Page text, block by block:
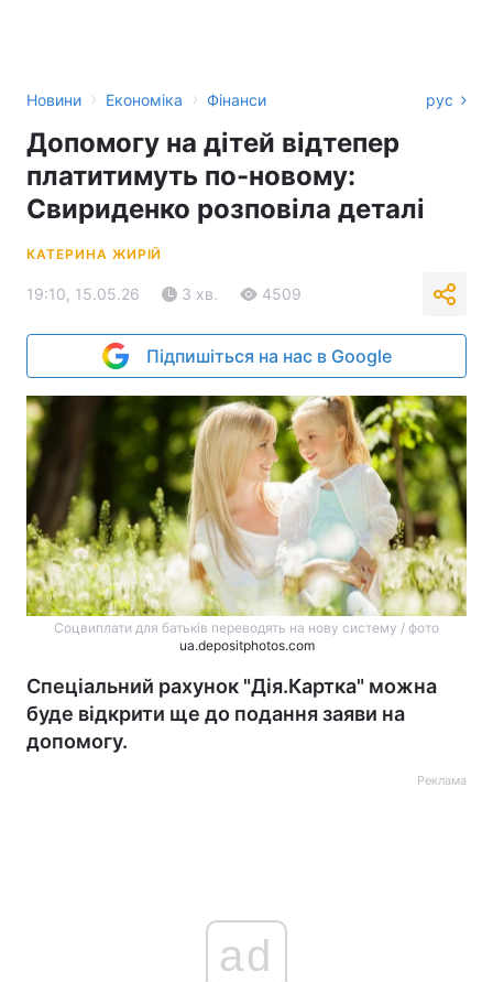
Новини › Економіка › Фінанси рус
Допомогу на дітей відтепер
платитимуть по-новому:
Свириденко розповіла деталі
КАТЕРИНА ЖИРІЙ
19:10, 15.05.26 3 хв. 4509
Підпишіться на нас в Google
Соцвиплати для батьків переводять на нову систему / фото
ua.depositphotos.com
Спеціальний рахунок "Дія.Картка" можна
буде відкрити ще до подання заяви на
допомогу.
Реклама
ad